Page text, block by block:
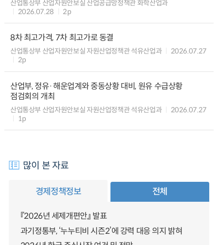
산업통상부 산업자원안보실 산업공급망정책관 화학산업과
2026.07.28
2p
8차 최고가격, 7차 최고가로 동결
산업통상부 산업자원안보실 자원산업정책관 석유산업과
2026.07.27
2p
산업부, 정유·해운업계와 중동상황 대비, 원유 수급상황
점검회의 개최
산업통상부 산업자원안보실 자원산업정책관 석유산업과
2026.07.27
1p
많이 본 자료
경제정책정보 전체
『2026년 세제개편안』 발표
과기정통부, ‘누누티비 시즌2’에 강력 대응 의지 밝혀